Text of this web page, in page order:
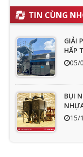
TIN CÙNG
GIẢI
HẤP
05/
BỤI
15/